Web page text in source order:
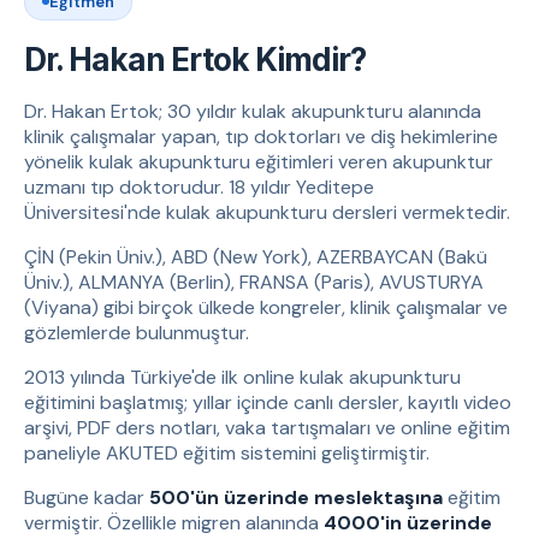
Dr. Hakan Ertok Kimdir?
Dr. Hakan Ertok; 30 yıldır kulak akupunkturu alanında
klinik çalışmalar yapan, tıp doktorları ve diş hekimlerine
yönelik kulak akupunkturu eğitimleri veren akupunktur
uzmanı tıp doktorudur. 18 yıldır Yeditepe
Üniversitesi'nde kulak akupunkturu dersleri vermektedir.
ÇİN (Pekin Üniv.), ABD (New York), AZERBAYCAN (Bakü
Üniv.), ALMANYA (Berlin), FRANSA (Paris), AVUSTURYA
(Viyana) gibi birçok ülkede kongreler, klinik çalışmalar ve
gözlemlerde bulunmuştur.
2013 yılında Türkiye'de ilk online kulak akupunkturu
eğitimini başlatmış; yıllar içinde canlı dersler, kayıtlı video
arşivi, PDF ders notları, vaka tartışmaları ve online eğitim
paneliyle AKUTED eğitim sistemini geliştirmiştir.
Bugüne kadar 500'ün üzerinde meslektaşınaeğitim
vermiştir. Özellikle migren alanında 4000'in üzerinde